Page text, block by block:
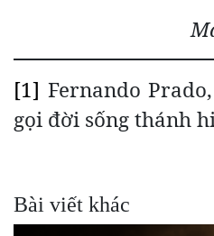
[1] Fernando
gọi đời sống thánh
Bài viết khác